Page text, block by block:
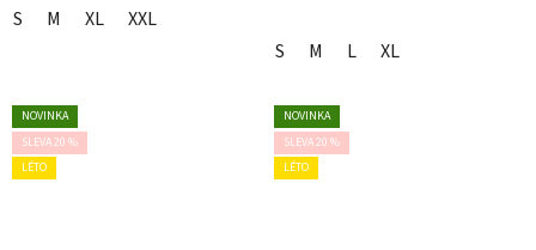
S M XL XXL
S M L XL
NOVINKA
SLEVA 20 %
LÉTO
NOVINKA
SLEVA 20 %
LÉTO